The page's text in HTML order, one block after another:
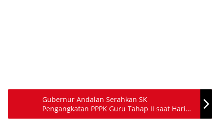
Gubernur Andalan Serahkan SK
Pengangkatan PPPK Guru Tahap II saat Hari
Bela Negara